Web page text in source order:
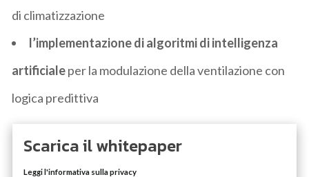
di climatizzazione
l’implementazione di algoritmi di intelligenza
artificialeper la modulazione della ventilazione con
logica predittiva
Scarica il whitepaper
Leggi l'informativa sulla privacy